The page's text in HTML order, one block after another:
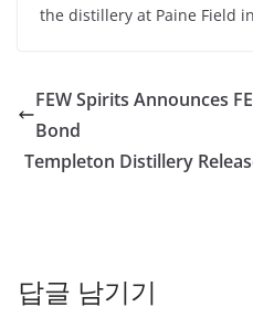
the distillery at Paine Field
FEW Spirits Announces
Bond
Templeton Distillery
답글 남기기